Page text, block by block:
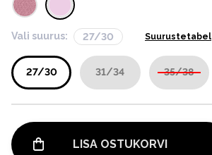
Vali suurus: 27/30 Suurustetabel
27/30 31/34 35/38
LISA OSTUKORVI